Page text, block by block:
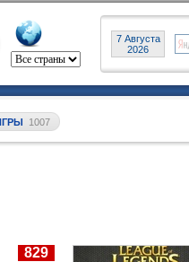
7 Августа
2026
1007
829